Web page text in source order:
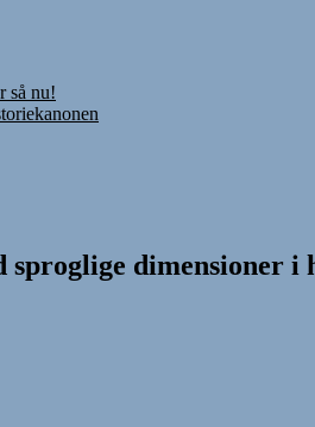
så nu!
dimensioner i